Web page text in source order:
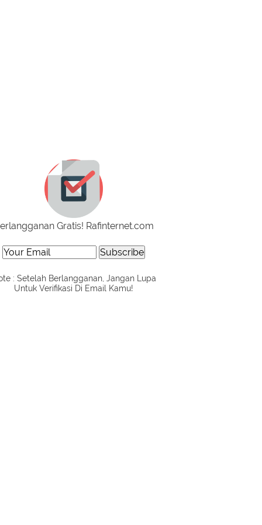
Gratis! Rafinternet.com
: Setelah Berlangganan, Jangan Lupa
Untuk Verifikasi Di Email Kamu!